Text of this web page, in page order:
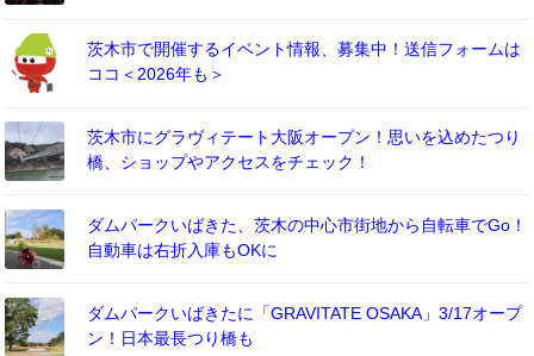
茨木市で開催するイベント情報、募集中！送信フォームは
ココ＜2026年も＞
茨木市にグラヴィテート大阪オープン！思いを込めたつり
橋、ショップやアクセスをチェック！
ダムパークいばきた、茨木の中心市街地から自転車でGo！
自動車は右折入庫もOKに
ダムパークいばきたに「GRAVITATE OSAKA」3/17オープ
ン！日本最長つり橋も